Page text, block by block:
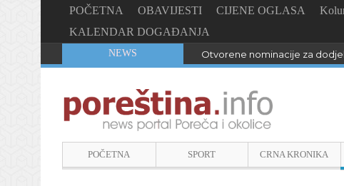
POČETNA OBAVIJESTI CIJENE OGLASA
KALENDAR DOGAĐANJA
NEWS Otvorene nominacije za
POČETNA SPORT CRNA KRONIKA